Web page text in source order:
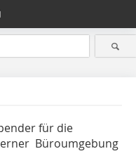
für die
Büroumgebung